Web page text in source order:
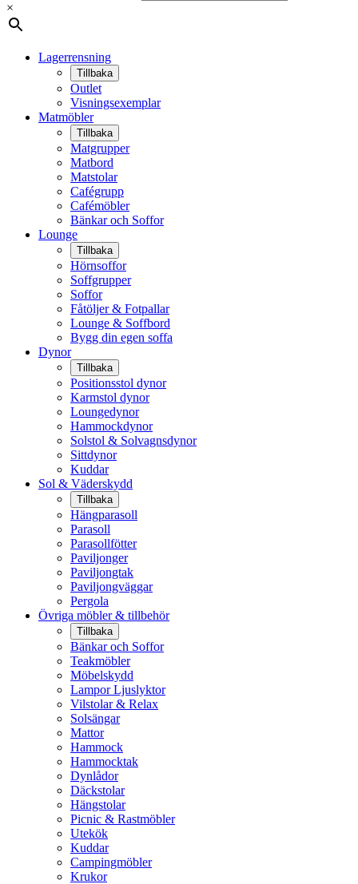
×
Lagerrensning
Tillbaka
Outlet
Visningsexemplar
Matmöbler
Tillbaka
Matgrupper
Matbord
Matstolar
Cafégrupp
Cafémöbler
Bänkar och Soffor
Lounge
Tillbaka
Hörnsoffor
Soffgrupper
Soffor
Fåtöljer & Fotpallar
Lounge & Soffbord
Bygg din egen soffa
Dynor
Tillbaka
Positionsstol dynor
Karmstol dynor
Loungedynor
Hammockdynor
Solstol & Solvagnsdynor
Sittdynor
Kuddar
Sol & Väderskydd
Tillbaka
Hängparasoll
Parasoll
Parasollfötter
Paviljonger
Paviljongtak
Paviljongväggar
Pergola
Övriga möbler & tillbehör
Tillbaka
Bänkar och Soffor
Teakmöbler
Möbelskydd
Lampor Ljuslyktor
Vilstolar & Relax
Solsängar
Mattor
Hammock
Hammocktak
Dynlådor
Däckstolar
Hängstolar
Picnic & Rastmöbler
Utekök
Kuddar
Campingmöbler
Krukor